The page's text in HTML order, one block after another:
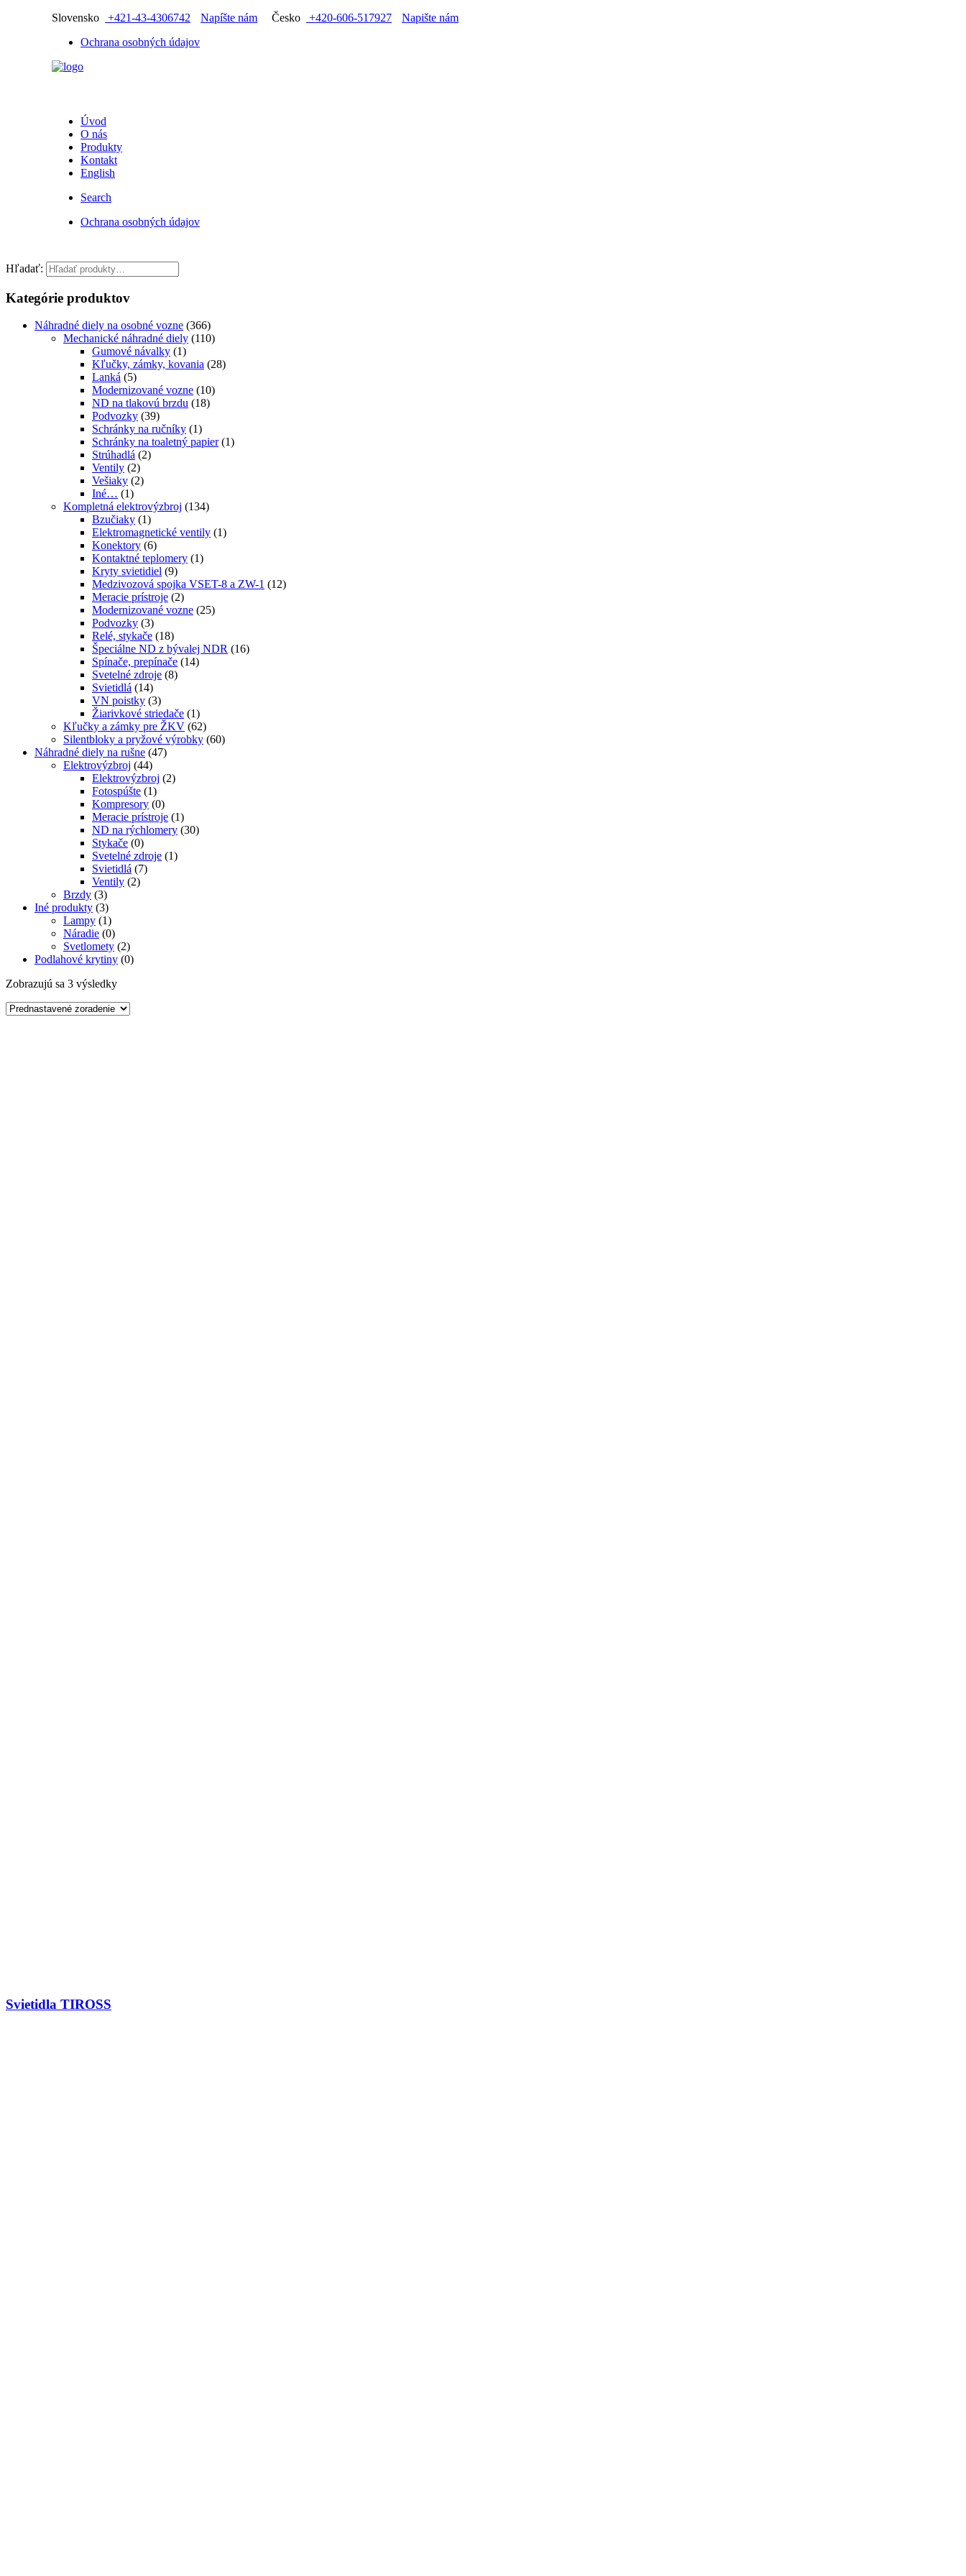
Slovensko +421-43-4306742 Napíšte nám Česko +420-606-517927
Napište nám
Ochrana osobných údajov
Úvod
O nás
Produkty
Kontakt
English
Search
Ochrana osobných údajov
Hľadať:
Kategórie produktov
Náhradné diely na osobné vozne (366)
Mechanické náhradné diely (110)
Gumové návalky (1)
Kľučky, zámky, kovania (28)
Lanká (5)
Modernizované vozne (10)
ND na tlakovú brzdu (18)
Podvozky (39)
Schránky na ručníky (1)
Schránky na toaletný papier (1)
Strúhadlá (2)
Ventily (2)
Vešiaky (2)
Iné… (1)
Kompletná elektrovýzbroj (134)
Bzučiaky (1)
Elektromagnetické ventily (1)
Konektory (6)
Kontaktné teplomery (1)
Kryty svietidiel (9)
Medzivozová spojka VSET-8 a ZW-1 (12)
Meracie prístroje (2)
Modernizované vozne (25)
Podvozky (3)
Relé, stykače (18)
Špeciálne ND z bývalej NDR (16)
Spínače, prepínače (14)
Svetelné zdroje (8)
Svietidlá (14)
VN poistky (3)
Žiarivkové striedače (1)
Kľučky a zámky pre ŽKV (62)
Silentbloky a pryžové výrobky (60)
Náhradné diely na rušne (47)
Elektrovýzbroj (44)
Elektrovýzbroj (2)
Fotospúšte (1)
Kompresory (0)
Meracie prístroje (1)
ND na rýchlomery (30)
Stykače (0)
Svetelné zdroje (1)
Svietidlá (7)
Ventily (2)
Brzdy (3)
Iné produkty (3)
Lampy (1)
Náradie (0)
Svetlomety (2)
Podlahové krytiny (0)
Zobrazujú sa 3 výsledky
Svietidla TIROSS